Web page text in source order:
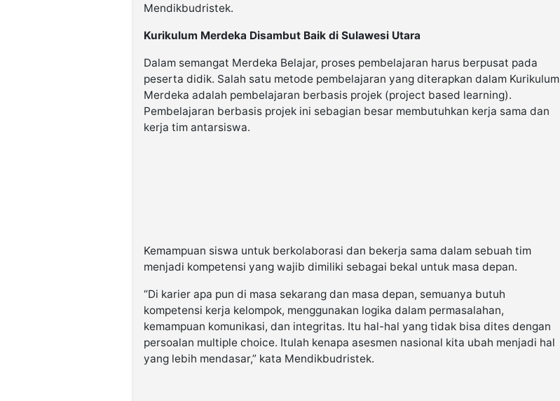
Mendikbudristek.
Kurikulum Merdeka Disambut Baik di Sulawesi Utara
Dalam semangat Merdeka Belajar, proses pembelajaran harus berpusat pada
peserta didik. Salah satu metode pembelajaran yang diterapkan dalam Kurikulum
Merdeka adalah pembelajaran berbasis projek (project based learning).
Pembelajaran berbasis projek ini sebagian besar membutuhkan kerja sama dan
kerja tim antarsiswa.
Kemampuan siswa untuk berkolaborasi dan bekerja sama dalam sebuah tim
menjadi kompetensi yang wajib dimiliki sebagai bekal untuk masa depan.
“Di karier apa pun di masa sekarang dan masa depan, semuanya butuh
kompetensi kerja kelompok, menggunakan logika dalam permasalahan,
kemampuan komunikasi, dan integritas. Itu hal-hal yang tidak bisa dites dengan
persoalan multiple choice. Itulah kenapa asesmen nasional kita ubah menjadi hal
yang lebih mendasar,” kata Mendikbudristek.